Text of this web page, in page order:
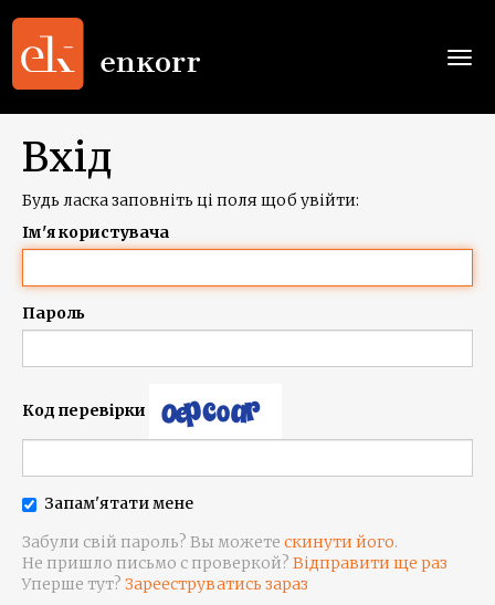
Вхід
Будь ласка заповніть ці поля щоб увійти:
Ім'я користувача
Пароль
Код перевірки
Запам'ятати мене
Забули свій пароль? Вы можете скинути його.
Не пришло письмо с проверкой? Відправити ще раз
Уперше тут? Зарееструватись зараз